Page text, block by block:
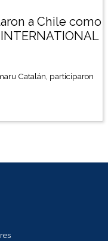
a Chile como
Catalán, participaron